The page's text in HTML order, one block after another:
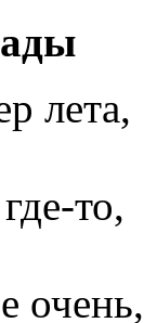
лета,
то,
очень,